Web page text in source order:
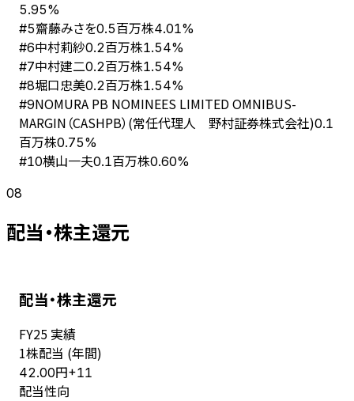
5.95%
#5齋藤みさを0.5百万株4.01%
#6中村莉紗0.2百万株1.54%
#7中村建二0.2百万株1.54%
#8堀口忠美0.2百万株1.54%
#9NOMURA PB NOMINEES LIMITED OMNIBUS-
MARGIN（CASHPB）(常任代理人 野村証券株式会社)0.1
百万株0.75%
#10横山一夫0.1百万株0.60%
08
配当・株主還元
配当・株主還元
FY25 実績
1株配当 (年間)
42.00円+11
配当性向